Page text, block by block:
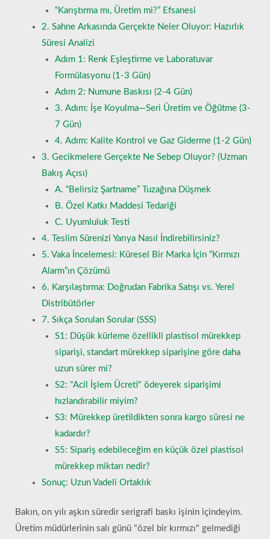
“Karıştırma mı, Üretim mi?” Efsanesi
2. Sahne Arkasında Gerçekte Neler Oluyor: Hazırlık
Süresi Analizi
Adım 1: Renk Eşleştirme ve Laboratuvar
Formülasyonu (1-3 Gün)
Adım 2: Numune Baskısı (2-4 Gün)
3. Adım: İşe Koyulma—Seri Üretim ve Öğütme (3-
7 Gün)
4. Adım: Kalite Kontrol ve Gaz Giderme (1-2 Gün)
3. Gecikmelere Gerçekte Ne Sebep Oluyor? (Uzman
Bakış Açısı)
A. “Belirsiz Şartname” Tuzağına Düşmek
B. Özel Katkı Maddesi Tedariği
C. Uyumluluk Testi
4. Teslim Sürenizi Yarıya Nasıl İndirebilirsiniz?
5. Vaka İncelemesi: Küresel Bir Marka İçin “Kırmızı
Alarm”ın Çözümü
6. Karşılaştırma: Doğrudan Fabrika Satışı vs. Yerel
Distribütörler
7. Sıkça Sorulan Sorular (SSS)
S1: Düşük kürleme özellikli plastisol mürekkep
siparişi, standart mürekkep siparişine göre daha
uzun sürer mi?
S2: "Acil İşlem Ücreti" ödeyerek siparişimi
hızlandırabilir miyim?
S3: Mürekkep üretildikten sonra kargo süresi ne
kadardır?
S5: Sipariş edebileceğim en küçük özel plastisol
mürekkep miktarı nedir?
Sonuç: Uzun Vadeli Ortaklık
Bakın, on yılı aşkın süredir serigrafi baskı işinin içindeyim.
Üretim müdürlerinin salı günü "özel bir kırmızı" gelmediği